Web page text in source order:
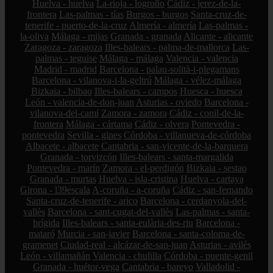
Huelva - huelva La-rioja - logroño Cádiz - jerez-de-la-
frontera Las-palmas - tías Burgos - burgos Santa-cruz-de-
tenerife - puerto-de-la-cruz Almería - almería Las-palmas -
la-oliva Málaga - mijas Granada - granada Alicante - alicante
Zaragoza - zaragoza Illes-balears - palma-de-mallorca Las-
palmas - teguise Málaga - málaga Valencia - valencia
Madrid - madrid Barcelona - palau-solità-i-plegamans
Barcelona - vilanova-i-la-geltrú Málaga - vélez-málaga
Bizkaia - bilbao Illes-balears - campos Huesca - huesca
León - valencia-de-don-juan Asturias - oviedo Barcelona -
vilanova-del-camí Zamora - zamora Cádiz - conil-de-la-
frontera Málaga - cártama Cádiz - olvera Pontevedra -
pontevedra Sevilla - gines Córdoba - villanueva-de-córdoba
Albacete - albacete Cantabria - san-vicente-de-la-barquera
Granada - torvizcón Illes-balears - santa-margalida
Pontevedra - marín Zamora - el-perdigón Bizkaia - sestao
Granada - murtas Huelva - isla-cristina Huelva - cartaya
Girona - l39escala A-coruña - a-coruña Cádiz - san-fernando
Santa-cruz-de-tenerife - arico Barcelona - cerdanyola-del-
vallès Barcelona - sant-cugat-del-vallès Las-palmas - santa-
brígida Illes-balears - santa-eulària-des-riu Barcelona -
mataró Murcia - san-javier Barcelona - santa-coloma-de-
gramenet Ciudad-real - alcázar-de-san-juan Asturias - avilés
León - villamañán Valencia - chulilla Córdoba - puente-genil
Granada - huétor-vega Cantabria - bareyo Valladolid -